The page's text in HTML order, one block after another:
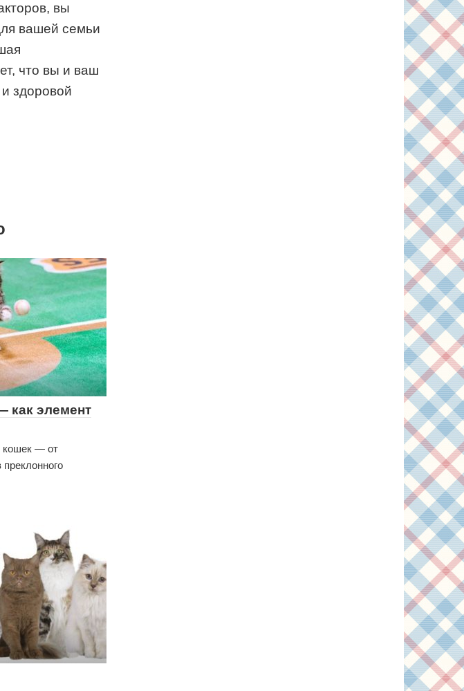
вы
вашей семьи
что вы и ваш
здоровой
как элемент
кошек — от
преклонного